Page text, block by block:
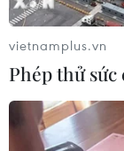
vietnamplus.vn
Phép thử sức